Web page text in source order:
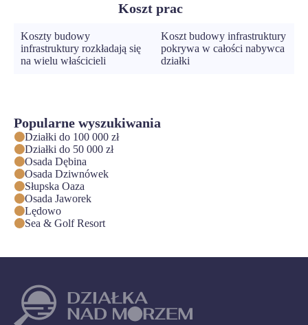
Koszt prac
Koszty budowy
infrastruktury rozkładają się
na wielu właścicieli
Koszt budowy infrastruktury
pokrywa w całości nabywca
działki
Popularne wyszukiwania
Działki do 100 000 zł
Działki do 50 000 zł
Osada Dębina
Osada Dziwnówek
Słupska Oaza
Osada Jaworek
Lędowo
Sea & Golf Resort